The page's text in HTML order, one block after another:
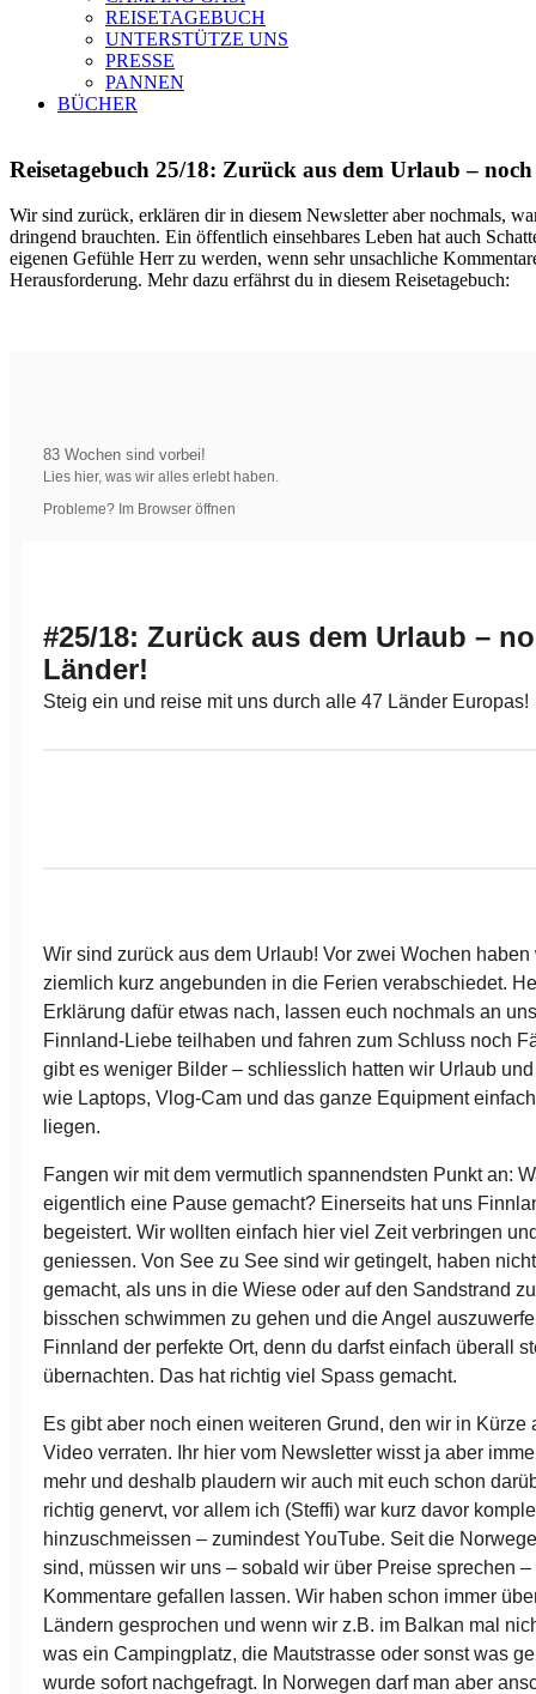
REISETAGEBUCH
UNTERSTÜTZE UNS
PRESSE
PANNEN
BÜCHER
Reisetagebuch 25/18: Zurück aus dem Urlaub –
Wir sind zurück, erklären dir in diesem Newsletter aber nochmals,
dringend brauchten. Ein öffentlich einsehbares Leben hat auch
eigenen Gefühle Herr zu werden, wenn sehr unsachliche
Herausforderung. Mehr dazu erfährst du in diesem Reisetagebuch:
83 Wochen sind vorbei!
Lies hier, was wir alles erlebt haben.
Probleme? Im Browser öffnen
#25/18: Zurück aus dem Urlaub –
Länder!
Steig ein und reise mit uns durch alle 47 Länder Europas!
Wir sind zurück aus dem Urlaub! Vor zwei Wochen haben
ziemlich kurz angebunden in die Ferien verabschiedet.
Erklärung dafür etwas nach, lassen euch nochmals an
Finnland-Liebe teilhaben und fahren zum Schluss noch
gibt es weniger Bilder – schliesslich hatten wir Urlaub
wie Laptops, Vlog-Cam und das ganze Equipment
liegen.
Fangen wir mit dem vermutlich spannendsten Punkt an:
eigentlich eine Pause gemacht? Einerseits hat uns
begeistert. Wir wollten einfach hier viel Zeit verbringen
geniessen. Von See zu See sind wir getingelt, haben
gemacht, als uns in die Wiese oder auf den Sandstrand
bisschen schwimmen zu gehen und die Angel
Finnland der perfekte Ort, denn du darfst einfach überall
übernachten. Das hat richtig viel Spass gemacht.
Es gibt aber noch einen weiteren Grund, den wir in Kürze
Video verraten. Ihr hier vom Newsletter wisst ja aber
mehr und deshalb plaudern wir auch mit euch schon
richtig genervt, vor allem ich (Steffi) war kurz davor
hinzuschmeissen – zumindest YouTube. Seit die
sind, müssen wir uns – sobald wir über Preise sprechen
Kommentare gefallen lassen. Wir haben schon immer
Ländern gesprochen und wenn wir z.B. im Balkan mal
was ein Campingplatz, die Mautstrasse oder sonst was
wurde sofort nachgefragt. In Norwegen darf man aber